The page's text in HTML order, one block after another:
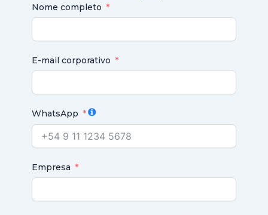
Nome completo
E-mail corporativo
WhatsApp
Empresa